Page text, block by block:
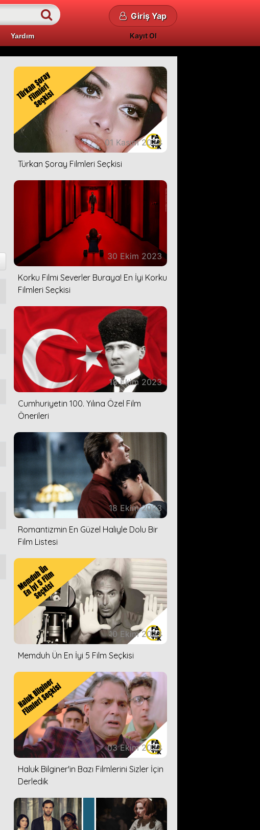
Yardım
Giriş Yap
Kayıt Ol
01 Kasım 2023
Türkan Şoray Filmleri Seçkisi
30 Ekim 2023
Korku Filmi Severler Buraya! En İyi Korku
Filmleri Seçkisi
18 Ekim 2023
Cumhuriyetin 100. Yılına Özel Film
Önerileri
18 Ekim 2023
Romantizmin En Güzel Haliyle Dolu Bir
Film Listesi
10 Ekim 2023
Memduh Ün En İyi 5 Film Seçkisi
03 Ekim 2023
Haluk Bilginer'in Bazı Filmlerini Sizler İçin
Derledik